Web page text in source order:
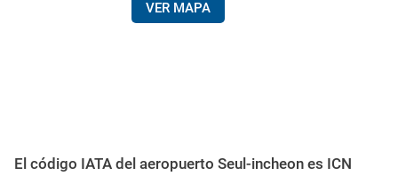
VER MAPA
El código IATA del aeropuerto Seul-incheon es ICN